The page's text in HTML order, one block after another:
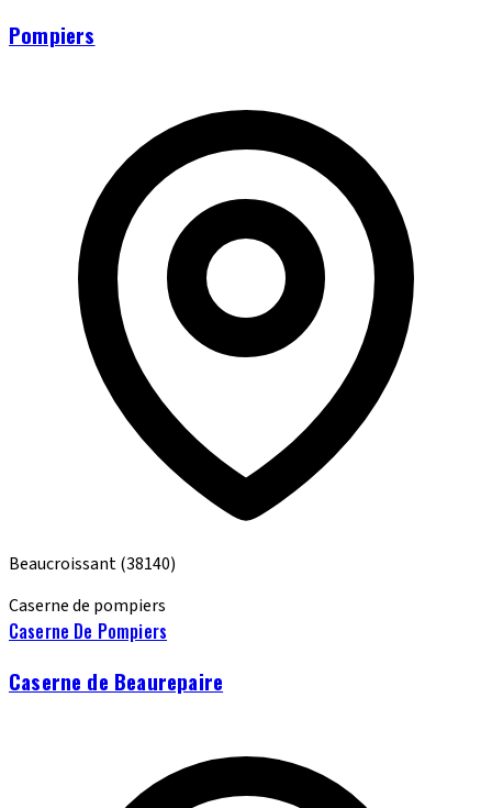
Pompiers
Beaucroissant(38140)
Caserne de pompiers
Caserne De Pompiers
Caserne de Beaurepaire